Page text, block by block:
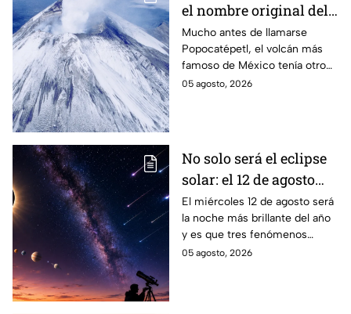
el nombre original del
volcán Popocatépetl
Mucho antes de llamarse
Popocatépetl, el volcán más
famoso de México tenía otro
nombre que pocos conocen y
05 agosto, 2026
No solo será el eclipse
solar: el 12 de agosto
ocurrirán tres
fenómenos
astronómicos que
México sí podrá ver
El miércoles 12 de agosto será
la noche más brillante del año
y es que tres fenómenos
astronómicos ocurrirán el
05 agosto, 2026